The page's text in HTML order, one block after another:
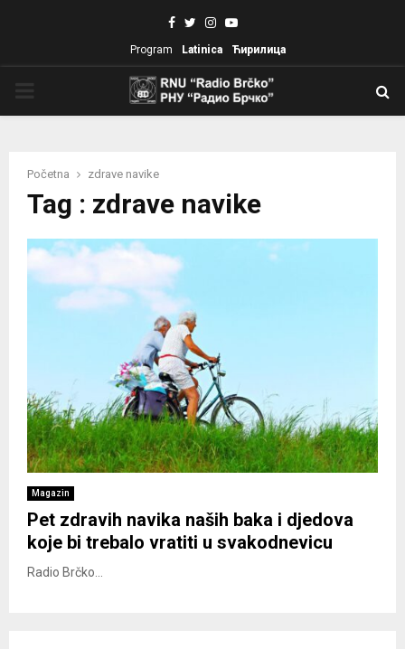
Facebook
TwitterInstagram
Youtube
Program Latinica Ћирилица
Početna zdrave navike
Tag : zdrave navike
Magazin
Pet zdravih navika naših baka i djedova
koje bi trebalo vratiti u svakodnevicu
Radio Brčko...